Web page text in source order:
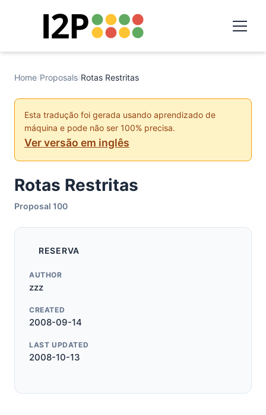
Home/Proposals/Rotas Restritas
Esta tradução foi gerada usando aprendizado de
máquina e pode não ser 100% precisa.
Ver versão em inglês
Rotas Restritas
Proposal 100
RESERVA
AUTHOR
zzz
CREATED
2008-09-14
LAST UPDATED
2008-10-13